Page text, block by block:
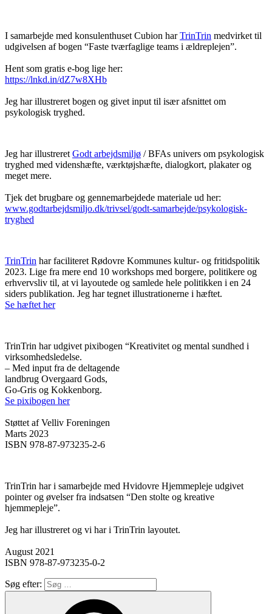
I samarbejde med konsulenthuset Cubion harTrinTrin medvirket til
udgivelsen af bogen “Faste tværfaglige teams i ældreplejen”.
Hent som gratis e-bog lige her:
https://lnkd.in/dZ7w8XHb
Jeg har illustreret bogen og givet input til især afsnittet om
psykologisk tryghed.
Jeg har illustreret Godt arbejdsmiljø / BFAs univers om psykologisk
tryghed med videnshæfte, værktøjshæfte, dialogkort, plakater og
meget mere.
Tjek det brugbare og gennemarbejdede materiale ud her:
www.godtarbejdsmiljo.dk/trivsel/godt-samarbejde/psykologisk-
tryghed
TrinTrin har faciliteret Rødovre Kommunes kultur- og fritidspolitik
2023. Lige fra mere end 10 workshops med borgere, politikere og
erhvervsliv til, at vi layoutede og samlede hele politikken i en 24
siders publikation. Jeg har tegnet illustrationerne i hæftet.
Se hæftet her
TrinTrin har udgivet pixibogen “Kreativitet og mental sundhed i
virksomhedsledelse.
– Med input fra de deltagende
landbrug Overgaard Gods,
Go-Gris og Kokkenborg.
Se pixibogen her
Støttet af Velliv Foreningen
Marts 2023
ISBN 978-87-973235-2-6
TrinTrin har i samarbejde med Hvidovre Hjemmepleje udgivet
pointer og øvelser fra indsatsen “Den stolte og kreative
hjemmepleje”.
Jeg har illustreret og vi har i TrinTrin layoutet.
August 2021
ISBN 978-87-973235-0-2
Søg efter: